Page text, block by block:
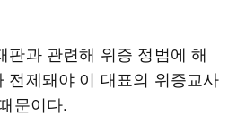
판과 관련해 위증 정범에 해
전제돼야 이 대표의 위증교사
문이다.